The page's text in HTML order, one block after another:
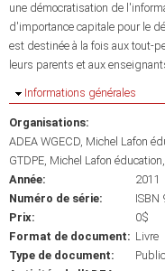
une démocratisation de
d'importance capitale pour le
est destinée à la fois aux tout-
leurs parents et aux
Masquer
Informations générales
Organisations:
ADEA WGECD, Michel Lafon
GTDPE, Michel Lafon
Année:
2011
Numéro de série:
ISBN
Prix:
0$
Format de document: Livre
Type de document: